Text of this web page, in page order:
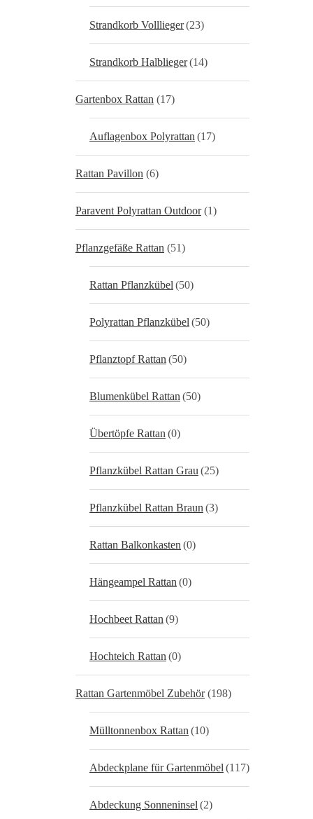
Strandkorb Volllieger(23)
Strandkorb Halblieger(14)
Gartenbox Rattan (17)
Auflagenbox Polyrattan (17)
Rattan Pavillon (6)
Paravent Polyrattan Outdoor (1)
Pflanzgefäße Rattan (51)
Rattan Pflanzkübel (50)
Polyrattan Pflanzkübel (50)
Pflanztopf Rattan (50)
Blumenkübel Rattan (50)
Übertöpfe Rattan (0)
Pflanzkübel Rattan Grau (25)
Pflanzkübel Rattan Braun (3)
Rattan Balkonkasten (0)
Hängeampel Rattan (0)
Hochbeet Rattan (9)
Hochteich Rattan (0)
Rattan Gartenmöbel Zubehör (198)
Mülltonnenbox Rattan (10)
Abdeckplane für Gartenmöbel (117)
Abdeckung Sonneninsel (2)